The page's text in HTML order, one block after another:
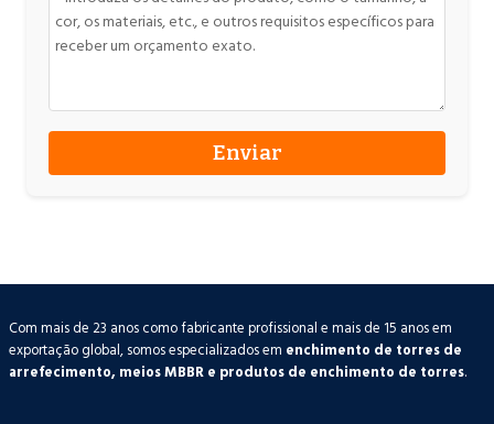
Com mais de 23 anos como fabricante profissional e mais de 15 anos em
exportação global, somos especializados em enchimento de torres de
arrefecimento, meios MBBR e produtos de enchimento de torres.